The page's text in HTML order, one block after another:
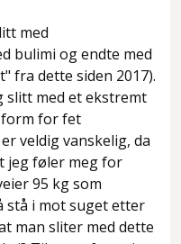
med
bulimi og endte med
fra dette siden 2017).
slitt med et ekstremt
for fet
veldig vanskelig, da
jeg føler meg for
95 kg som
stå i mot suget etter
man sliter med dette